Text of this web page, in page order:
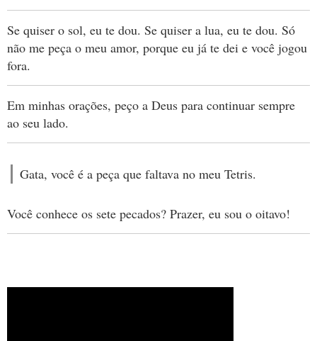
Se quiser o sol, eu te dou. Se quiser a lua, eu te dou. Só
não me peça o meu amor, porque eu já te dei e você jogou
fora.
Em minhas orações, peço a Deus para continuar sempre
ao seu lado.
Gata, você é a peça que faltava no meu Tetris.
Você conhece os sete pecados? Prazer, eu sou o oitavo!